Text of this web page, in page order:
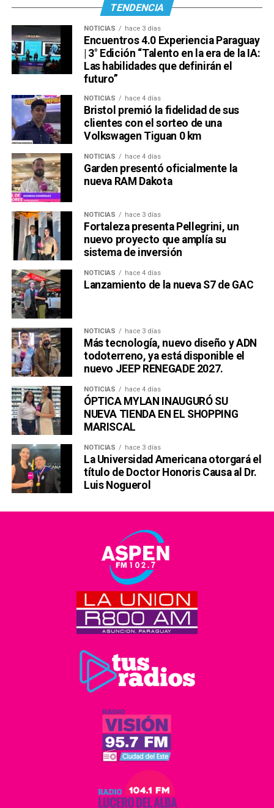
TENDENCIA
NOTICIAS hace 3 días
Encuentros 4.0 Experiencia Paraguay
| 3° Edición “Talento en la era de la IA:
Las habilidades que definirán el
futuro”
NOTICIAS hace 4 días
Bristol premió la fidelidad de sus
clientes con el sorteo de una
Volkswagen Tiguan 0 km
NOTICIAS hace 4 días
Garden presentó oficialmente la
nueva RAM Dakota
NOTICIAS hace 3 días
Fortaleza presenta Pellegrini, un
nuevo proyecto que amplía su
sistema de inversión
NOTICIAS hace 4 días
Lanzamiento de la nueva S7 de GAC
NOTICIAS hace 3 días
Más tecnología, nuevo diseño y ADN
todoterreno, ya está disponible el
nuevo JEEP RENEGADE 2027.
NOTICIAS hace 4 días
ÓPTICA MYLAN INAUGURÓ SU
NUEVA TIENDA EN EL SHOPPING
MARISCAL
NOTICIAS hace 3 días
La Universidad Americana otorgará el
título de Doctor Honoris Causa al Dr.
Luis Noguerol